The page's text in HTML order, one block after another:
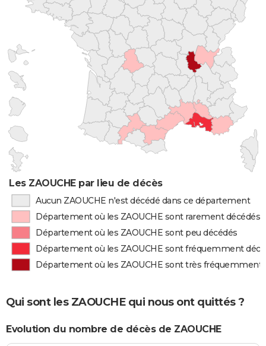
Les ZAOUCHE par lieu de décès
Aucun ZAOUCHE n'est décédé dans ce département
Département où les ZAOUCHE sont rarement décédés
Département où les ZAOUCHE sont peu décédés
Département où les ZAOUCHE sont fréquemment
Département où les ZAOUCHE sont très fréquemment
Qui sont les ZAOUCHE qui nous ont quittés ?
Evolution du nombre de décès de ZAOUCHE